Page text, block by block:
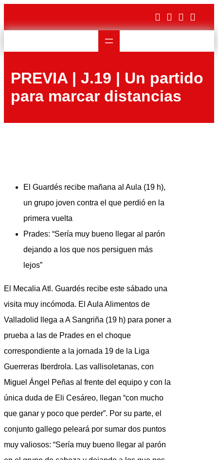
contenido
PREVIA | J.19 | Un partido
para marcar distancias
El Guardés recibe mañana al Aula (19 h),
un grupo joven contra el que perdió en la
primera vuelta
Prades: “Sería muy bueno llegar al parón
dejando a los que nos persiguen más
lejos”
El Mecalia Atl. Guardés recibe este sábado una
visita muy incómoda. El Aula Alimentos de
Valladolid llega a A Sangriña (19 h) para poner a
prueba a las de Prades en el choque
correspondiente a la jornada 19 de la Liga
Guerreras Iberdrola. Las vallisoletanas, con
Miguel Ángel Peñas al frente del equipo y con la
única duda de Eli Cesáreo, llegan “con mucho
que ganar y poco que perder”. Por su parte, el
conjunto gallego peleará por sumar dos puntos
muy valiosos: “Sería muy bueno llegar al parón